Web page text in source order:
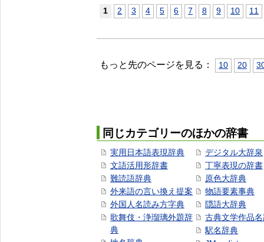
1 2 3 4 5 6 7 8 9 10 11
もっと先のページを見る： 10 20
同じカテゴリーのほかの辞書
実用日本語表現辞典
文語活用形辞書
難読語辞典
外来語の言い換え提案
外国人名読み方字典
歌舞伎・浄瑠璃外題辞
典
デジタル大辞泉
丁寧表現の辞書
原色大辞典
物語要素事典
隠語大辞典
古典文学作品
駅名辞典